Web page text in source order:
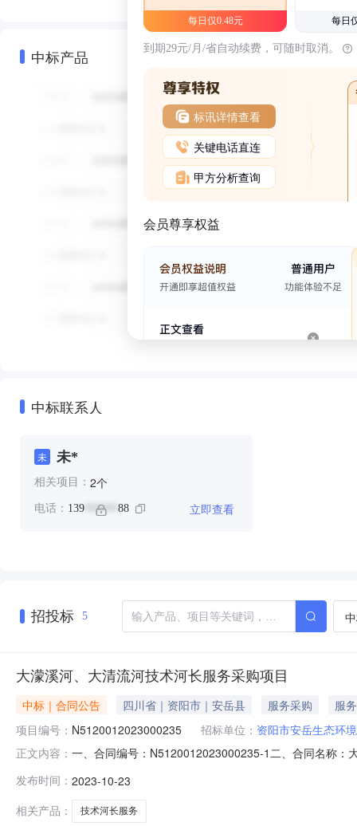
中标产品
每日仅0.48元 每日
到期29元/月/省自动续费，可随时取消。
标讯详情查看
关键电话直连
甲方分析查询
会员尊享权益
中标联系人
未 未*
相关项目： 2个
电话： 139 ****** 88 立即查看
招投标 5
大濛溪河、大清流河技术河长服务采购项目
中标｜合同公告 四川省｜资阳市｜安岳县 服务采购
服务
项目编号： N5120012023000235 招标单位： 资阳市安岳生态环
正文内容： 一、合同编号：N5120012023000235-1二、合同名称：
技（成都）有限公司地址：工业东区幸福路538号1栋
发布时间： 2023-10-23
相关产品：
技术河长服务